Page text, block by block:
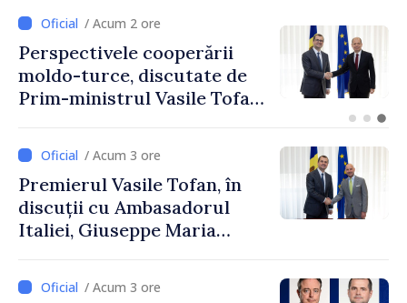
/ Acum 19 minute
Forumul Diasporei //
Republica Moldova,
promovată în Elveția prin
exporturi
/ Acum 3 ore
Premierul Vasile Tofan, în
discuții cu Ambasadorul
Italiei, Giuseppe Maria
/ Acum 3 ore